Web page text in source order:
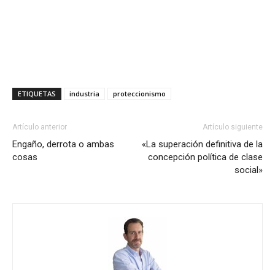
ETIQUETAS industria proteccionismo
Artículo anterior
Engaño, derrota o ambas
cosas
Artículo siguiente
«La superación definitiva de la
concepción política de clase
social»